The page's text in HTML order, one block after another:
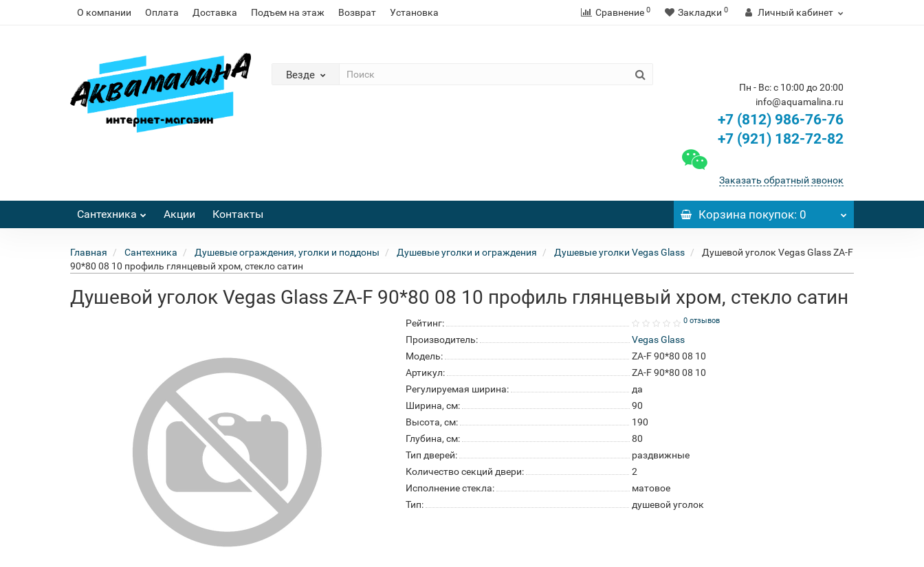
О компании Оплата Доставка Подъем на этаж Возврат Установка Сравнение 0 Закладки 0 Личный кабинет
Везде
Пн - Вс: с 10:00 до 20:00
info@aquamalina.ru
+7 (812) 986-76-76
+7 (921) 182-72-82
Заказать обратный звонок
Сантехника Акции Контакты Корзинапокупок: 0
Главная Сантехника Душевые ограждения, уголки и поддоны Душевые уголки и ограждения Душевые уголки Vegas Glass
Душевой уголок Vegas Glass ZA-F
90*80 08 10 профиль глянцевый хром, стекло сатин
Душевой уголок Vegas Glass ZA-F 90*80 08 10 профиль глянцевый хром, стекло сатин
Рейтинг: 0 отзывов
Производитель:
Vegas Glass
Модель:
ZA-F 90*80 08 10
Артикул:
ZA-F 90*80 08 10
Регулируемая ширина:
да
Ширина, см:
90
Высота, см:
190
Глубина, см:
80
Тип дверей:
раздвижные
Количество секций двери:
2
Исполнение стекла:
матовое
Тип:
душевой уголок